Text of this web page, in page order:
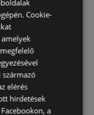
akciós újságjai
Cookie-
amelyek
elérés
hirdetések
a